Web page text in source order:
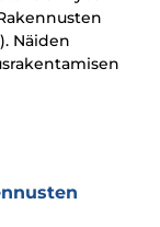
Näiden